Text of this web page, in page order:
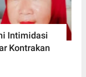
Intimidasi
Kontrakan